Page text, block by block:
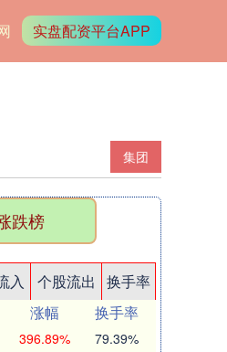
实盘配资平台APP
集团
跌榜
入 个股流出
换手率
涨幅
换手率
396.89% 79.39%